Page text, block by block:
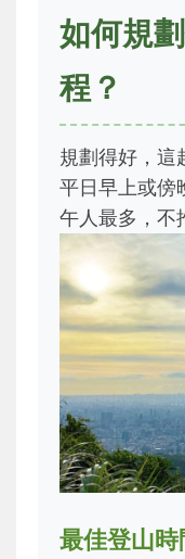
如何規
程？
規劃得好，這
平日早上或傍
午人最多，不
最佳登山時